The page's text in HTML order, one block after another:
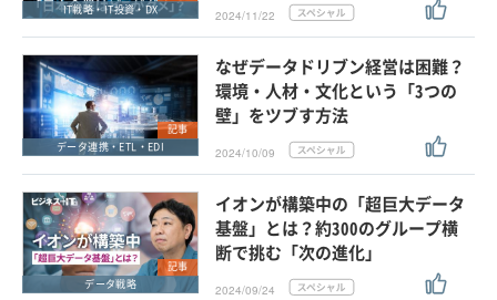
IT戦略・IT投資・DX
2024/11/22
記事
データ連携・ETL・EDI
なぜデータドリブン経営は困難？
環境・人材・文化という「3つの
壁」をツブす方法
2024/10/09
記事
データ戦略
イオンが構築中の「超巨大データ
基盤」とは？約300のグループ横
断で挑む「次の進化」
2024/09/24